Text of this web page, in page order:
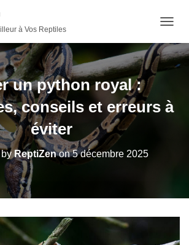
à Vos Reptiles
un python royal :
conseils et erreurs à
éviter
byReptiZenon5 décembre 2025